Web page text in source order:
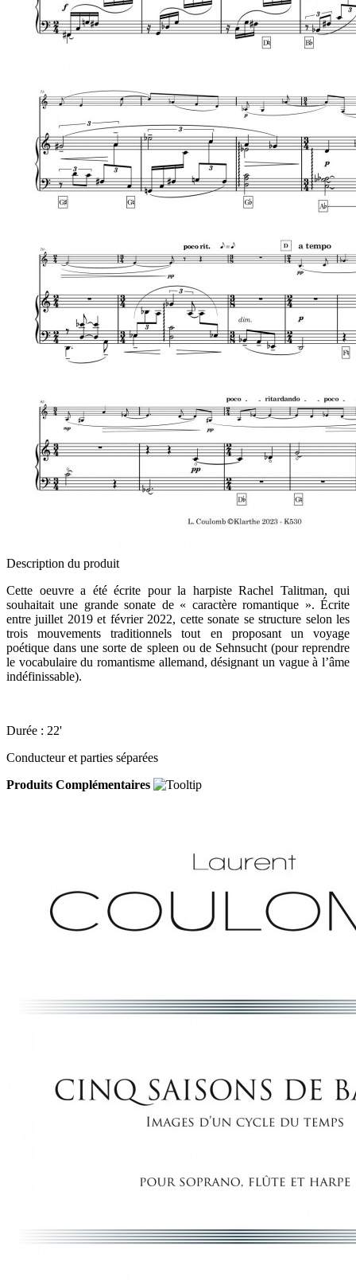
Description du produit
Cette oeuvre a été écrite pour la harpiste Rachel Talitman, qui
souhaitait une grande sonate de « caractère romantique ». Écrite
entre juillet 2019 et février 2022, cette sonate se structure selon les
trois mouvements traditionnels tout en proposant un voyage
poétique dans une sorte de spleen ou de Sehnsucht (pour reprendre
le vocabulaire du romantisme allemand, désignant un vague à l’âme
indéfinissable).
Durée : 22'
Conducteur et parties séparées
Produits Complémentaires